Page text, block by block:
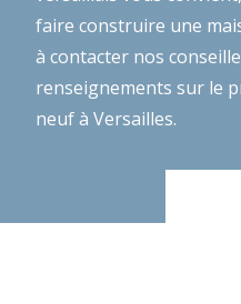
faire construire une
à contacter nos
renseignements sur le
neuf à Versailles.